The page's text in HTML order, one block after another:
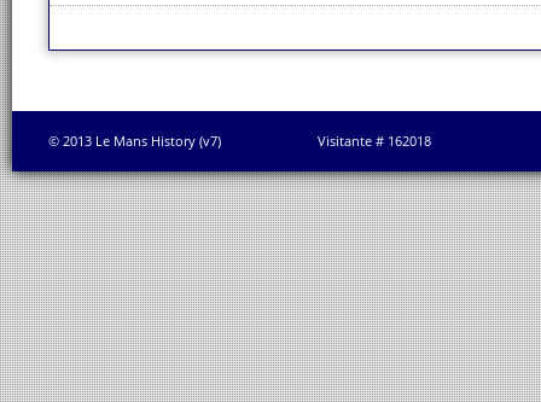
© 2013 Le Mans History (v7) Visitante # 162018